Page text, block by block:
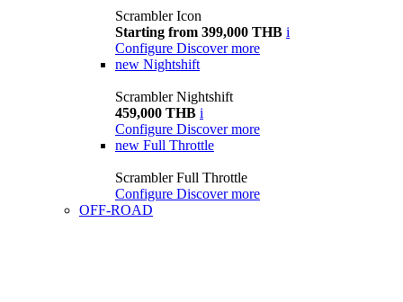
Scrambler Icon
Starting from 399,000 THB i
Configure Discover more
new Nightshift
Scrambler Nightshift
459,000 THB i
Configure Discover more
new Full Throttle
Scrambler Full Throttle
Configure Discover more
OFF-ROAD